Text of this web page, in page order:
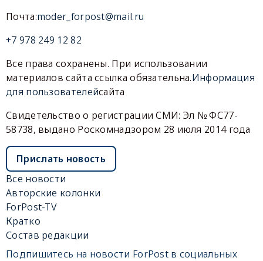
Почта:moder_forpost@mail.ru
+7 978 249 12 82
Все права сохранены. При использовании
материалов сайта ссылка обязательна.Информация
для пользователейсайта
Свидетельство о регистрации СМИ: Эл № ФС77-
58738, выдано Роскомнадзором 28 июля 2014 года
Прислать новость
Все новости
Авторские колонки
ForPost-TV
Кратко
Состав редакции
Подпишитесь на новости ForPost в социальных